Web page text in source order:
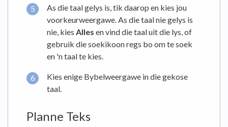
As die taal gelys is, tik daarop en kies jou
voorkeurweergawe. As die taal nie gelys is
nie, kies Alles en vind die taal uit die lys, of
gebruik die soekikoon regs bo om te soek
en 'n taal te kies.
Kies enige Bybelweergawe in die gekose
taal.
Planne Teks